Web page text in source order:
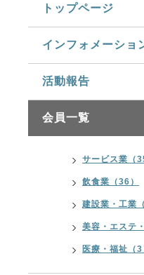
トップページ
インフォメーショ
活動報告
会員一覧
サービス業（
飲食業（36）
建設業・工業
美容・エステ
医療・福祉（3